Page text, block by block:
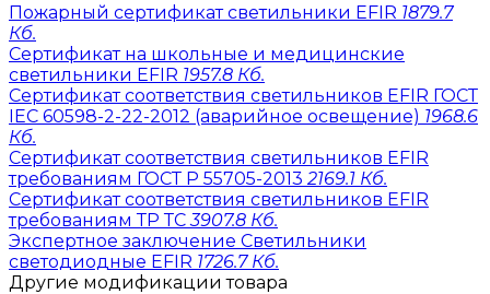
Пожарный сертификат светильники EFIR 1879.7
Кб.
Сертификат на школьные и медицинские
светильники EFIR 1957.8 Кб.
Сертификат соответствия светильников EFIR ГОСТ
IEC 60598-2-22-2012 (аварийное освещение) 1968.6
Кб.
Сертификат соответствия светильников EFIR
требованиям ГОСТ Р 55705-2013 2169.1 Кб.
Сертификат соответствия светильников EFIR
требованиям ТР ТС 3907.8 Кб.
Экспертное заключение Светильники
светодиодные EFIR 1726.7 Кб.
Другие модификации товара